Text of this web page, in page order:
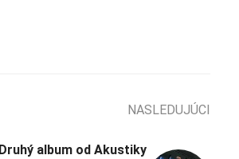
NASLEDUJÚCI
Druhý album od Akustiky